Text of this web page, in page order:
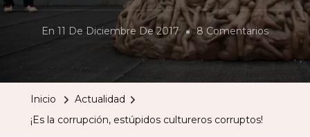
En 11 De Diciembre De 2017 8 ComentariosEn
¡Es
Inicio
Actualidad
¡Es la corrupción, estúpidos cultureros corruptos!